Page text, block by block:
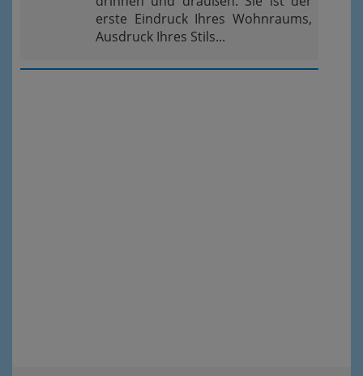
erste Eindruck Ihres Wohnraums,
Ausdruck Ihres Stils...